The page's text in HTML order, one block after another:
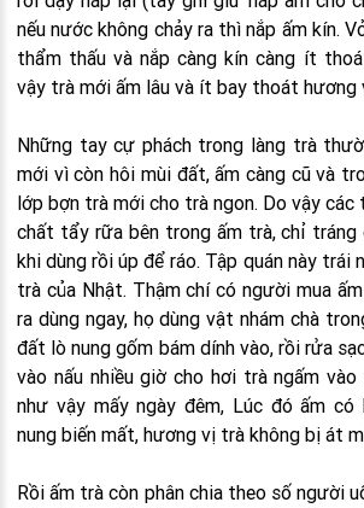
nếu nước không chảy ra thì nắp ấm kín.
thẩm thấu và nắp càng kín càng ít
vậy trà mới ấm lâu và ít bay thoát hương
Những tay cự phách trong làng trà
mới vì còn hôi mùi đất, ấm càng cũ và
lớp bợn trà mới cho trà ngon. Do vậy
chất tẩy rữa bên trong ấm trà, chỉ tráng
khi dùng rồi úp để ráo. Tập quán này trái
trà của Nhật. Thậm chí có người mua
ra dùng ngay, họ dùng vật nhám chà
đất lò nung gốm bám dính vào, rồi rửa
vào nấu nhiều giờ cho hơi trà ngấm
như vậy mấy ngày đêm, Lúc đó ấm
nung biến mất, hương vị trà không bị át
Rồi ấm trà còn phân chia theo số người